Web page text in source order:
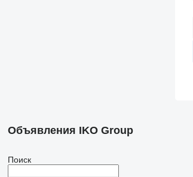
Объявления IKO Group
Поиск